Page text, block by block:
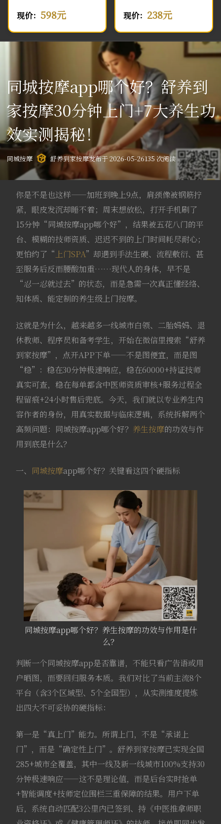
现价： 598元 现价： 238元
同城按摩app哪个好？舒养到
家按摩30分钟上门+7大养生功
效实测揭秘！
同城按摩 舒养到家按摩发布于 2026-05-26135 次阅读
你是不是也这样——加班到晚上9点，肩颈像被钢筋拧
紧，眼皮发沉却睡不着；周末想放松，打开手机刷了
15分钟“同城按摩app哪个好”，结果被五花八门的平
台、模糊的技师资质、迟迟不到的上门时间耗尽耐心；
更怕约了“ 上门SPA”却遇到手法生硬、流程敷衍、甚
至服务后反而腰酸加重……现代人的身体，早不是
“忍一忍就过去”的状态，而是急需一次真正懂经络、
知体质、能定制的养生级上门按摩。
这就是为什么，越来越多一线城市白领、二胎妈妈、退
休教师、程序员和备考学生，开始在微信里搜索“舒养
到家按摩”，点开APP下单——不是图便宜，而是图
“稳”：稳在30分钟极速响应，稳在60000+持证技师
真实可查，稳在每单都含中医师资质审核+服务过程全
程留痕+24小时售后兜底。今天，我们就以专业养生内
容作者的身份，用真实数据与临床逻辑，系统拆解两个
高频问题：同城按摩app哪个好？ 养生按摩的功效与作
用到底是什么？
一、 同城按摩app哪个好？关键看这四个硬指标
同城按摩app哪个好？养生按摩的功效与作用是什
么？
判断一个同城按摩app是否靠谱，不能只看广告语或用
户晒图，而要回归服务本质。我们对比了当前主流8个
平台（含3个区域型、5个全国型），从实测维度提炼
出四大不可妥协的硬指标：
第一是“真上门”能力。所谓上门，不是“承诺上
门”，而是“确定性上门”。舒养到家按摩已实现全国
285+城市全覆盖，其中一线及新一线城市100%支持30
分钟极速响应——这不是理论值，而是后台实时抢单
+智能调度+技师定位围栏三重保障的结果。用户下单
后，系统自动匹配3公里内已签到、持《中医推拿师职